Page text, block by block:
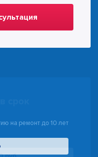
на ремонт до 10 лет